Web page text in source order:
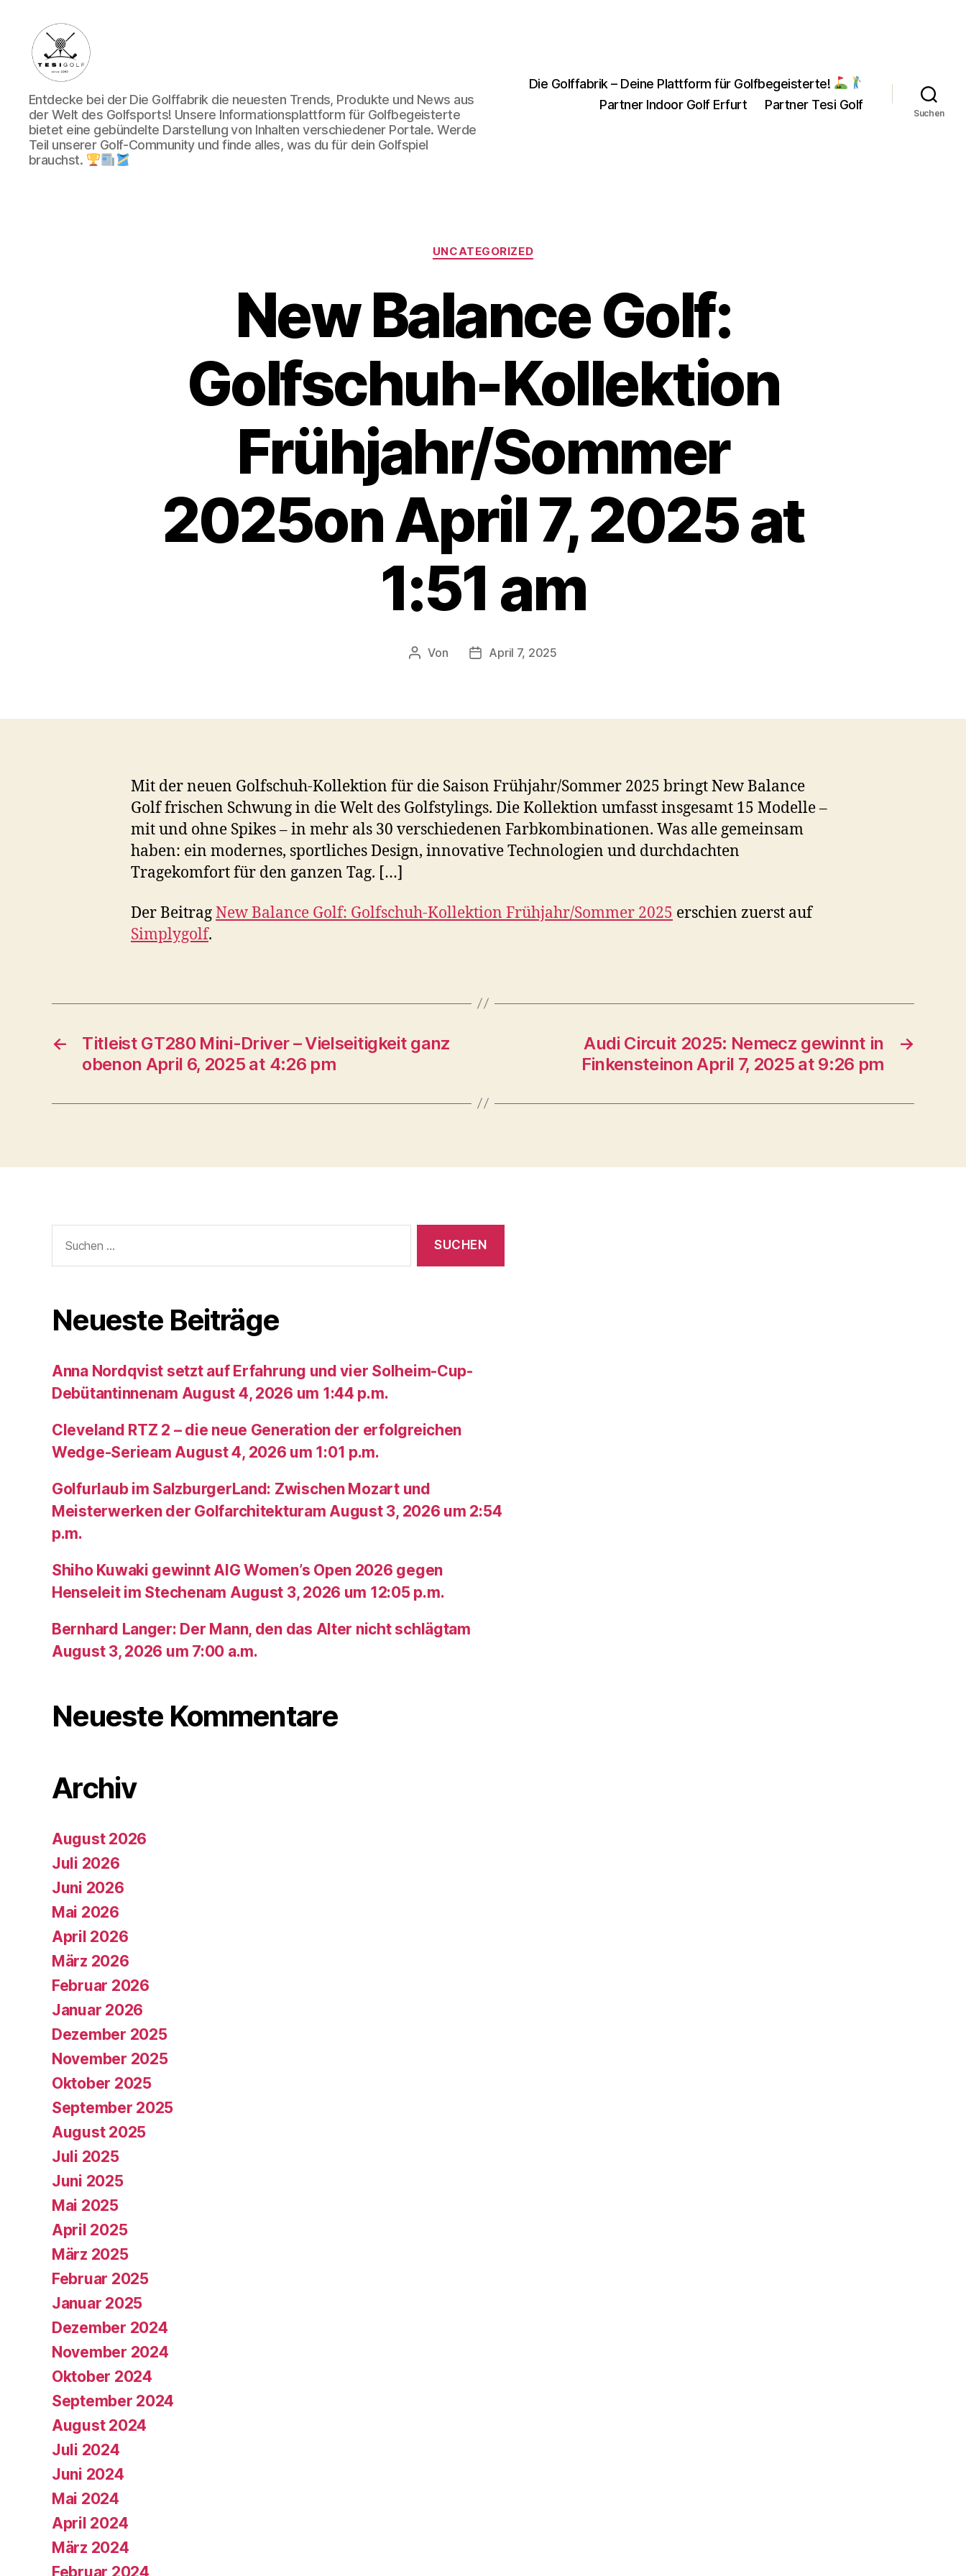
Die
Golffabrik
-
Deine
Plattform
Entdecke bei der Die Golffabrik die neuesten Trends, Produkte und News aus
der Welt des Golfsports! Unsere Informationsplattform für Golfbegeisterte
bietet eine gebündelte Darstellung von Inhalten verschiedener Portale. Werde
Teil unserer Golf-Community und finde alles, was du für dein Golfspiel
brauchst.
Die Golffabrik – Deine Plattform für Golfbegeisterte!
Partner Indoor Golf Erfurt
Partner Tesi Golf
Suchen
Kategorien
UNCATEGORIZED
New Balance Golf:
Golfschuh-Kollektion
Frühjahr/Sommer
2025on April 7, 2025 at
1:51 am
Beitragsautor
Von Veröffentlichungsdatum
April 7, 2025
Mit der neuen Golfschuh-Kollektion für die Saison Frühjahr/Sommer 2025 bringt New Balance
Golf frischen Schwung in die Welt des Golfstylings. Die Kollektion umfasst insgesamt 15 Modelle –
mit und ohne Spikes – in mehr als 30 verschiedenen Farbkombinationen. Was alle gemeinsam
haben: ein modernes, sportliches Design, innovative Technologien und durchdachten
Tragekomfort für den ganzen Tag. […]
Der BeitragNew Balance Golf: Golfschuh-Kollektion Frühjahr/Sommer 2025 erschien zuerst auf
Simplygolf.
←
Titleist GT280 Mini-Driver – Vielseitigkeit ganz
obenon April 6, 2025 at 4:26 pm
→
Audi Circuit 2025: Nemecz gewinnt in
Finkensteinon April 7, 2025 at 9:26 pm
nach:
Neueste Beiträge
Anna Nordqvist setzt auf Erfahrung und vier Solheim-Cup-
Debütantinnenam August 4, 2026 um 1:44 p.m.
Cleveland RTZ 2 – die neue Generation der erfolgreichen
Wedge-Serieam August 4, 2026 um 1:01 p.m.
Golfurlaub im SalzburgerLand: Zwischen Mozart und
Meisterwerken der Golfarchitekturam August 3, 2026 um 2:54
p.m.
Shiho Kuwaki gewinnt AIG Women’s Open 2026 gegen
Henseleit im Stechenam August 3, 2026 um 12:05 p.m.
Bernhard Langer: Der Mann, den das Alter nicht schlägtam
August 3, 2026 um 7:00 a.m.
Neueste Kommentare
Archiv
August 2026
Juli 2026
Juni 2026
Mai 2026
April 2026
März 2026
Februar 2026
Januar 2026
Dezember 2025
November 2025
Oktober 2025
September 2025
August 2025
Juli 2025
Juni 2025
Mai 2025
April 2025
März 2025
Februar 2025
Januar 2025
Dezember 2024
November 2024
Oktober 2024
September 2024
August 2024
Juli 2024
Juni 2024
Mai 2024
April 2024
März 2024
Februar 2024